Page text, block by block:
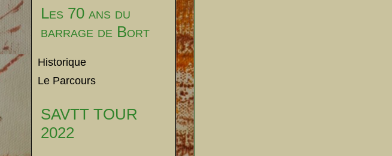
Les 70 ans du
barrage de Bort
Historique
Le Parcours
SAVTT TOUR
2022